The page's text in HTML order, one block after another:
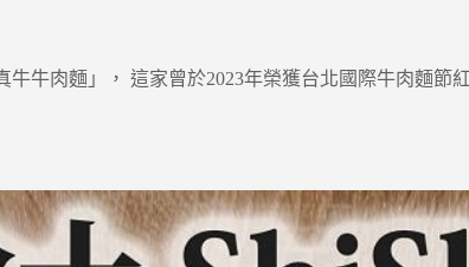
牛肉麵」， 這家曾於2023年榮獲台北國際牛肉麵